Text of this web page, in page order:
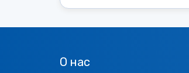
О нас